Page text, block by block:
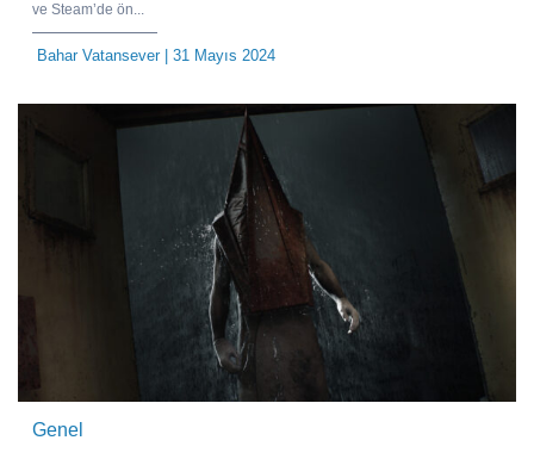
ve Steam’de ön...
Bahar Vatansever| 31 Mayıs 2024
Genel